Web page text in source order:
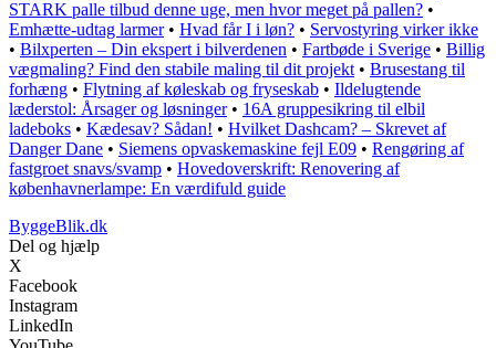
STARK palle tilbud denne uge, men hvor meget på pallen? •
Emhætte-udtag larmer• Hvad får I i løn? • Servostyring virker ikke
• Bilxperten – Din ekspert i bilverdenen • Fartbøde i Sverige • Billig
vægmaling? Find den stabile maling til dit projekt • Brusestang til
forhæng • Flytning af køleskab og fryseskab • Ildelugtende
læderstol: Årsager og løsninger• 16A gruppesikring til elbil
ladeboks • Kædesav? Sådan! • Hvilket Dashcam? – Skrevet af
Danger Dane • Siemens opvaskemaskine fejl E09 • Rengøring af
fastgroet snavs/svamp • Hovedoverskrift: Renovering af
københavnerlampe: En værdifuld guide
ByggeBlik.dk
Del og hjælp
X
Facebook
Instagram
LinkedIn